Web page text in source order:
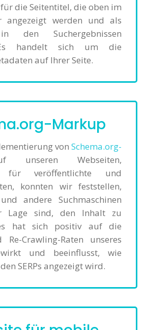
die Seitentitel, die oben im
angezeigt werden und als
den Suchergebnissen
Es handelt sich um die
auf Ihrer Seite.
Markup
von Schema.org-
Webseiten,
für veröffentlichte und
konnten wir feststellen,
andere Suchmaschinen
Lage sind, den Inhalt zu
hat sich positiv auf die
Crawling-Raten unseres
und beeinflusst, wie
SERPs angezeigt wird.